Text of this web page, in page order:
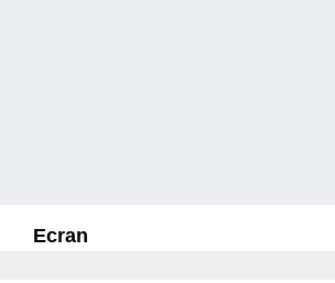
Ecran